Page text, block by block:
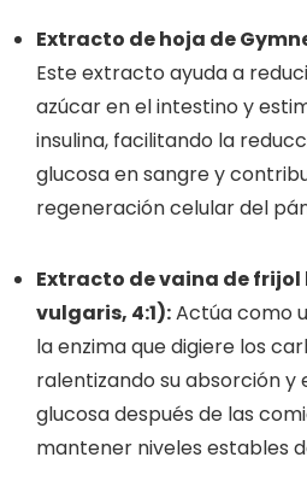
Extracto de hoja de
Este extracto ayuda a
azúcar en el intestino y
insulina, facilitando la
glucosa en sangre y
regeneración celular del
Extracto de vaina de
vulgaris, 4:1):Actúa como
la enzima que digiere los
ralentizando su absorción y
glucosa después de las
mantener niveles estables